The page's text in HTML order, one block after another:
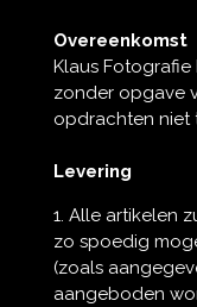
Overeenkomst
Klaus
zonder opgave
opdrachten niet
Levering
1. Alle artikelen
zo spoedig
(zoals
aangeboden